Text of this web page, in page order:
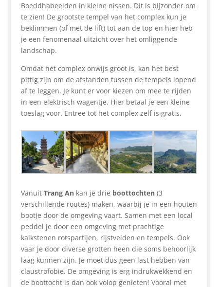
Boeddhabeelden in kleine nissen. Dit is bijzonder om
te zien! De grootste tempel van het complex kun je
beklimmen (of met de lift) tot aan de top en hier heb
je een fenomenaal uitzicht over het omliggende
landschap.
Omdat het complex onwijs groot is, kan het best
pittig zijn om de afstanden tussen de tempels lopend
af te leggen. Je kunt er voor kiezen om mee te rijden
in een elektrisch wagentje. Hier betaal je een kleine
toeslag voor. Entree tot het complex zelf is gratis.
Vanuit Trang Ankan je drie boottochten(3
verschillende routes) maken, waarbij je in een houten
bootje door de omgeving vaart. Samen met een local
peddel je door een omgeving met prachtige
kalkstenen rotspartijen, rijstvelden en tempels. Ook
vaar je door diverse grotten heen die soms behoorlijk
laag kunnen zijn. Je moet dus geen last hebben van
claustrofobie. De omgeving is erg indrukwekkend en
de boottocht is dan ook volop genieten! Vooral met